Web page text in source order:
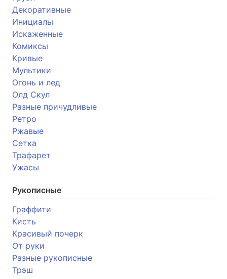
Декоративные
Инициалы
Искаженные
Комиксы
Кривые
Мультики
Огонь и лед
Олд Скул
Разные причудливые
Ретро
Ржавые
Сетка
Трафарет
Ужасы
Рукописные
Граффити
Кисть
Красивый почерк
От руки
Разные рукописные
Трэш